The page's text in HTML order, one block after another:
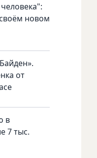
новом
от
в
7 тыс.